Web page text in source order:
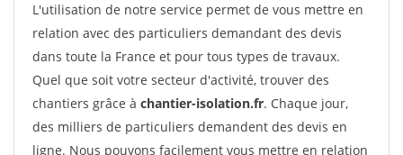
L'utilisation de notre service permet de vous mettre en
relation avec des particuliers demandant des devis
dans toute la France et pour tous types de travaux.
Quel que soit votre secteur d'activité, trouver des
chantiers grâce à chantier-isolation.fr. Chaque jour,
des milliers de particuliers demandent des devis en
ligne. Nous pouvons facilement vous mettre en relation